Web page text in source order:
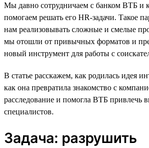
Мы давно сотрудничаем с банком ВТБ и
помогаем решать его HR-задачи. Такое
нам реализовывать сложные и смелые
мы отошли от привычных форматов и
новый инструмент для работы с
В статье расскажем, как родилась идея
как она превратила знакомство с
расследование и помогла ВТБ привлечь
специалистов.
Задача: разрушить